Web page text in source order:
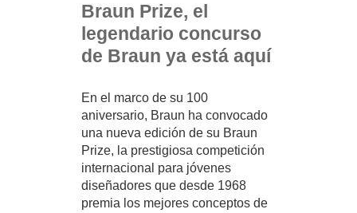
Braun Prize, el
legendario concurso
de Braun ya está aquí
En el marco de su 100
aniversario, Braun ha convocado
una nueva edición de su Braun
Prize, la prestigiosa competición
internacional para jóvenes
diseñadores que desde 1968
premia los mejores conceptos de